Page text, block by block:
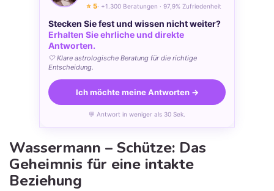
⭐ 5· +1.300 Beratungen · 97,9% Zufriedenheit
Stecken Sie fest und wissen nicht weiter?
Erhalten Sie ehrliche und direkte
Antworten.
🤍 Klare astrologische Beratung für die richtige
Entscheidung.
Ich möchte meine Antworten →
💬 Antwort in weniger als 30 Sek.
Wassermann – Schütze: Das
Geheimnis für eine intakte
Beziehung